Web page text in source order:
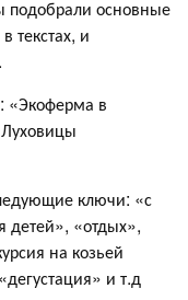
подобрали основные
текстах, и
«Экоферма в
ключи: «с
«отдых»,
на козьей
и т.д